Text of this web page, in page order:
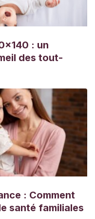
cuando-la-exigencia-
: un
des tout-
: Comment
santé familiales